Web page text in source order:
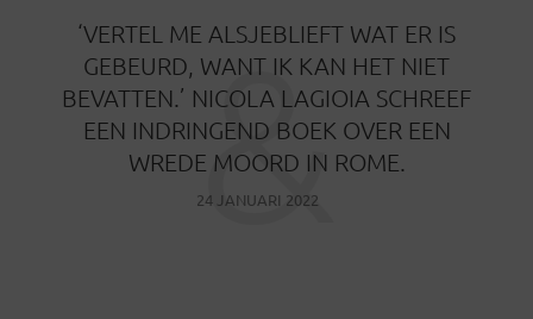
‘VERTEL ME ALSJEBLIEFT WAT ER IS
GEBEURD, WANT IK KAN HET NIET
BEVATTEN.’ NICOLA LAGIOIA SCHREEF
EEN INDRINGEND BOEK OVER EEN
WREDE MOORD IN ROME.
24 JANUARI 2022
&